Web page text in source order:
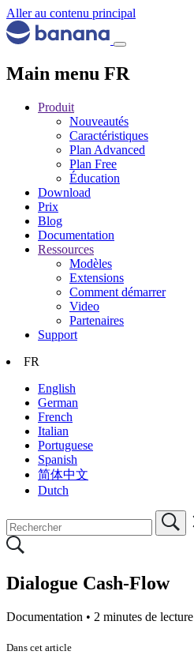
Aller au contenu principal
Main menu FR
Produit
Nouveautés
Caractéristiques
Plan Advanced
Plan Free
Éducation
Download
Prix
Blog
Documentation
Ressources
Modèles
Extensions
Comment démarrer
Video
Partenaires
Support
FR
English
German
French
Italian
Portuguese
Spanish
简体中文
Dutch
Dialogue Cash-Flow
Documentation • 2 minutes de lecture
Dans cet article